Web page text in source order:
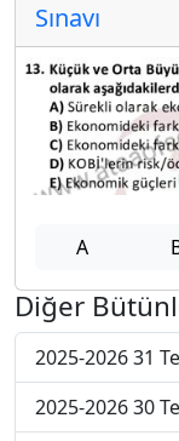
Sınavı
A
Diğer
2025-2026 31
2025-2026 30